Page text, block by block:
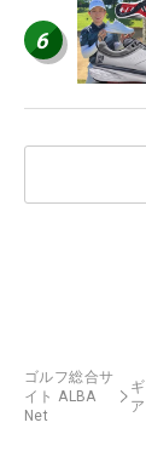
6
ゴルフ総合サ
イト ALBA
Net
ギ
ア